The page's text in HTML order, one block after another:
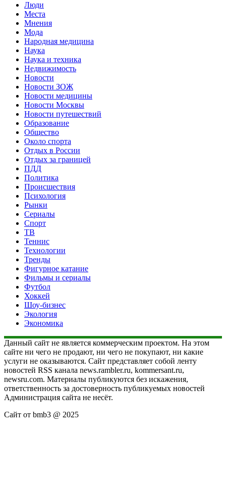
Люди
Места
Мнения
Мода
Народная медицина
Наука
Наука и техника
Недвижимость
Новости
Новости ЗОЖ
Новости медицины
Новости Москвы
Новости путешествий
Образование
Общество
Около спорта
Отдых в России
Отдых за границей
ПДД
Политика
Происшествия
Психология
Рынки
Сериалы
Спорт
ТВ
Теннис
Технологии
Тренды
Фигурное катание
Фильмы и сериалы
Футбол
Хоккей
Шоу-бизнес
Экология
Экономика
Данный сайт не является коммерческим проектом. На этом
сайте ни чего не продают, ни чего не покупают, ни какие
услуги не оказываются. Сайт представляет собой ленту
новостей RSS канала news.rambler.ru, kommersant.ru,
newsru.com. Материалы публикуются без искажения,
ответственность за достоверность публикуемых новостей
Администрация сайта не несёт.
Сайт от bmb3 @ 2025